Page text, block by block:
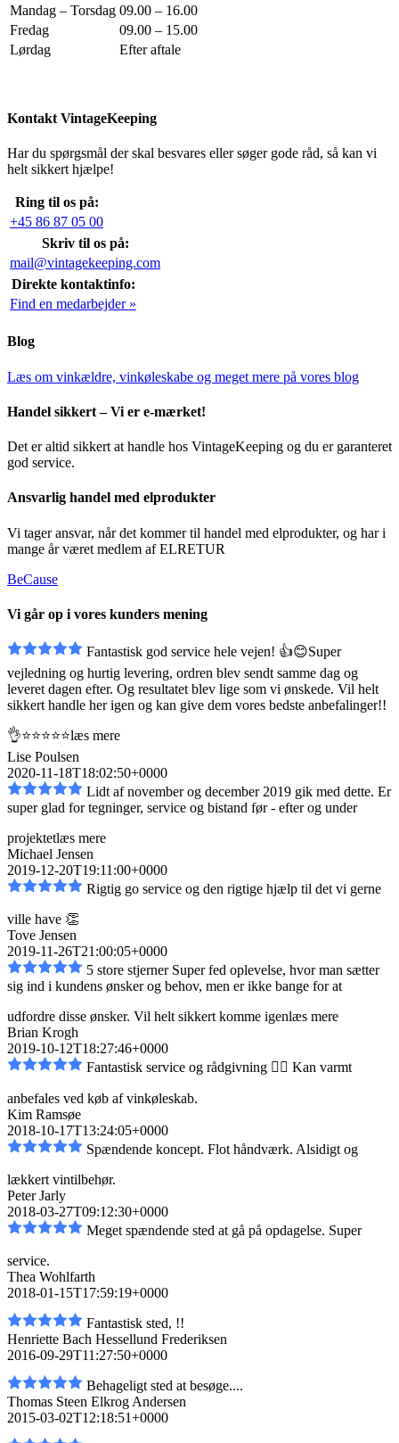
Mandag – Torsdag 09.00 – 16.00
Fredag
09.00 – 15.00
Lørdag
Efter aftale
Kontakt VintageKeeping
Har du spørgsmål der skal besvares eller søger gode råd, så kan vi
helt sikkert hjælpe!
Ring til os på:
+45 86 87 05 00
Skriv til os på:
mail@vintagekeeping.com
Direkte kontaktinfo:
Find en medarbejder »
Blog
Læs om vinkældre, vinkøleskabe og meget mere på vores blog
Handel sikkert – Vi er e-mærket!
Det er altid sikkert at handle hos VintageKeeping og du er garanteret
god service.
Ansvarlig handel med elprodukter
Vi tager ansvar, når det kommer til handel med elprodukter, og har i
mange år været medlem af ELRETUR
BeCause
Vi går op i vores kunders mening
Fantastisk god service hele vejen! 👍😊Super
vejledning og hurtig levering, ordren blev sendt samme dag og
leveret dagen efter. Og resultatet blev lige som vi ønskede. Vil helt
sikkert handle her igen og kan give dem vores bedste anbefalinger!!
👌⭐️⭐️⭐️⭐️⭐️læs mere
Lise Poulsen
2020-11-18T18:02:50+0000
Lidt af november og december 2019 gik med dette. Er
super glad for tegninger, service og bistand før - efter og under
projektetlæs mere
Michael Jensen
2019-12-20T19:11:00+0000
Rigtig go service og den rigtige hjælp til det vi gerne
ville have 👏
Tove Jensen
2019-11-26T21:00:05+0000
5 store stjerner Super fed oplevelse, hvor man sætter
sig ind i kundens ønsker og behov, men erikke bange for at
udfordre disse ønsker. Vil helt sikkert komme igenlæs mere
Brian Krogh
2019-10-12T18:27:46+0000
Fantastisk service og rådgivning 👌🏼 Kan varmt
anbefales ved køb af vinkøleskab.
Kim Ramsøe
2018-10-17T13:24:05+0000
Spændende koncept. Flot håndværk. Alsidigt og
lækkert vintilbehør.
Peter Jarly
2018-03-27T09:12:30+0000
Meget spændende sted at gå på opdagelse. Super
service.
Thea Wohlfarth
2018-01-15T17:59:19+0000
Fantastisk sted, !!
Henriette Bach Hessellund Frederiksen
2016-09-29T11:27:50+0000
Behageligt sted at besøge....
Thomas Steen Elkrog Andersen
2015-03-02T12:18:51+0000